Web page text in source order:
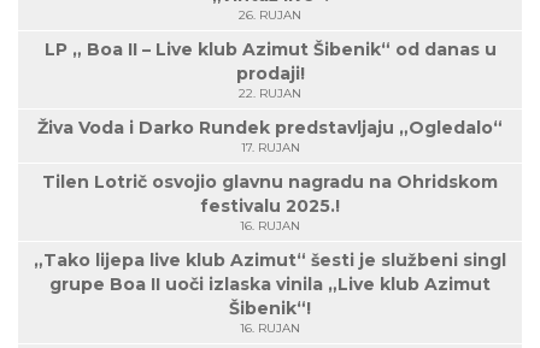
26. RUJAN
LP „ Boa II – Live klub Azimut Šibenik“ od danas u
prodaji!
22. RUJAN
Živa Voda i Darko Rundek predstavljaju „Ogledalo“
17. RUJAN
Tilen Lotrič osvojio glavnu nagradu na Ohridskom
festivalu 2025.!
16. RUJAN
„Tako lijepa live klub Azimut“ šesti je službeni singl
grupe Boa II uoči izlaska vinila „Live klub Azimut
Šibenik“!
16. RUJAN